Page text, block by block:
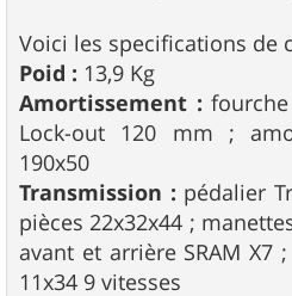
Voici les specifications de
Poid : 13,9 Kg
Amortissement :
Lock-out 120 mm ;
190x50
Transmission : pédalier
pièces 22x32x44 ;
avant et arrière SRAM X7
11x34 9 vitesses